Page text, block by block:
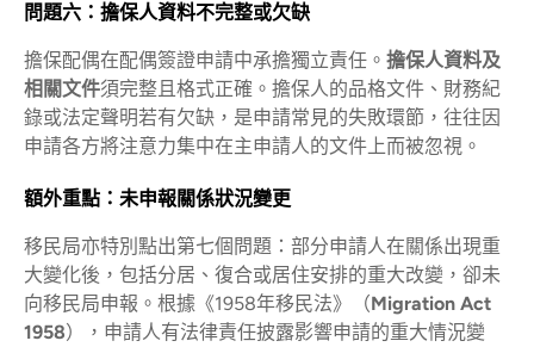
問題六：擔保人資料不完整或欠缺
擔保配偶在配偶簽證申請中承擔獨立責任。 擔保人資料及
相關文件須完整且格式正確。擔保人的品格文件、財務紀
錄或法定聲明若有欠缺，是申請常見的失敗環節，往往因
申請各方將注意力集中在主申請人的文件上而被忽視。
額外重點：未申報關係狀況變更
移民局亦特別點出第七個問題：部分申請人在關係出現重
大變化後，包括分居、復合或居住安排的重大改變，卻未
向移民局申報。根據《1958年移民法》（Migration Act
1958），申請人有法律責任披露影響申請的重大情況變